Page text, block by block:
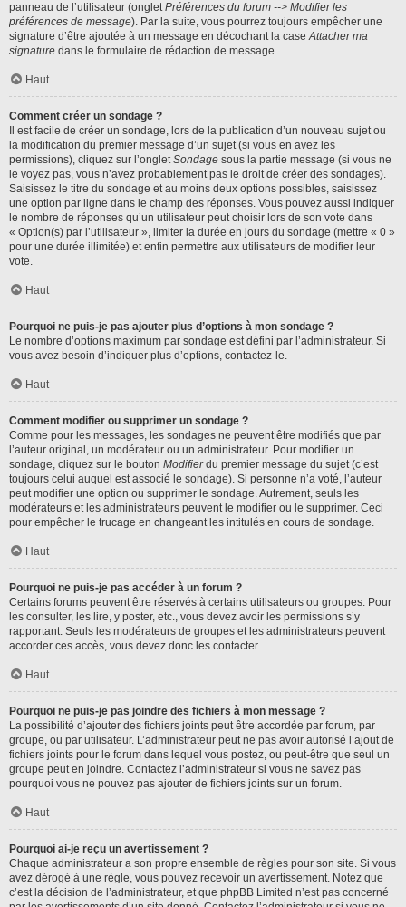
panneau de l’utilisateur (ongletPréférences du forum --> Modifier les
préférences de message). Par la suite, vous pourrez toujours empêcher une
signature d’être ajoutée à un message en décochant la caseAttacher ma
signature dans le formulaire de rédaction de message.
Haut
Comment créer un sondage ?
Il est facile de créer un sondage, lors de la publication d’un nouveau sujet ou
la modification du premier message d’un sujet (si vous en avez les
permissions), cliquez sur l’ongletSondage sous la partie message (si vous ne
le voyez pas, vous n’avez probablement pas le droit de créer des sondages).
Saisissez le titre du sondage et au moins deux options possibles, saisissez
une option par ligne dans le champ des réponses. Vous pouvez aussi indiquer
le nombre de réponses qu’un utilisateur peut choisir lors de son vote dans
« Option(s) par l’utilisateur », limiter la durée en jours du sondage (mettre « 0 »
pour une durée illimitée) et enfin permettre aux utilisateurs de modifier leur
vote.
Haut
Pourquoi ne puis-je pas ajouter plus d’options à mon sondage ?
Le nombre d’options maximum par sondage est défini par l’administrateur. Si
vous avez besoin d’indiquer plus d’options, contactez-le.
Haut
Comment modifier ou supprimer un sondage ?
Comme pour les messages, les sondages ne peuvent être modifiés que par
l’auteur original, un modérateur ou un administrateur. Pour modifier un
sondage, cliquez sur le bouton Modifierdu premier message du sujet (c’est
toujours celui auquel est associé le sondage). Si personne n’a voté, l’auteur
peut modifier une option ou supprimer le sondage. Autrement, seuls les
modérateurs et les administrateurs peuvent le modifier ou le supprimer. Ceci
pour empêcher le trucage en changeant les intitulés en cours de sondage.
Haut
Pourquoi ne puis-je pas accéder à un forum ?
Certains forums peuvent être réservés à certains utilisateurs ou groupes. Pour
les consulter, les lire, y poster, etc., vous devez avoir les permissions s’y
rapportant. Seuls les modérateurs de groupes et les administrateurs peuvent
accorder ces accès, vous devez donc les contacter.
Haut
Pourquoi ne puis-je pas joindre des fichiers à mon message ?
La possibilité d’ajouter des fichiers joints peut être accordée par forum, par
groupe, ou par utilisateur. L’administrateur peut ne pas avoir autorisé l’ajout de
fichiers joints pour le forum dans lequel vous postez, ou peut-être que seul un
groupe peut en joindre. Contactez l’administrateur si vous ne savez pas
pourquoi vous ne pouvez pas ajouter de fichiers joints sur un forum.
Haut
Pourquoi ai-je reçu un avertissement ?
Chaque administrateur a son propre ensemble de règles pour son site. Si vous
avez dérogé à une règle, vous pouvez recevoir un avertissement. Notez que
c’est la décision de l’administrateur, et que phpBB Limited n’est pas concerné